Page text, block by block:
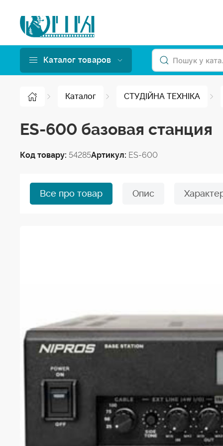
Каталог товаров
Каталог СТУДІЙНА ТЕХНІКА
ES-600 базовая станция
Код товару: 54285Артикул: ES-600
Все про товар Опис